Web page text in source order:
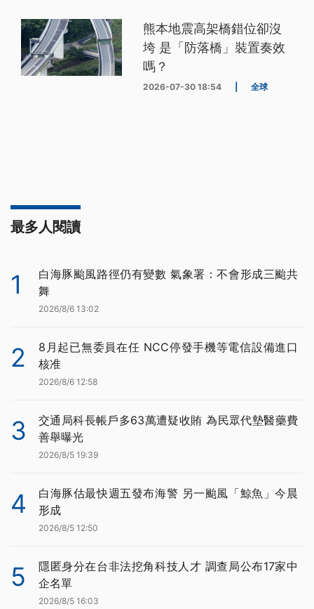
熊本地震高架橋錯位卻沒
垮 是「防落橋」裝置奏效
嗎？
2026-07-30 18:54 全球
最多人閱讀
1
白海豚颱風路徑仍有變數 氣象署：不會形成三颱共
舞
2026/8/6 13:02
2
8月起已無委員在任 NCC停發手機等電信設備進口
核准
2026/8/6 12:58
3
交通局科長帳戶多63萬遭疑收賄 為民眾代墊醫藥費
善舉曝光
2026/8/5 19:39
4
白海豚估最快週五發布海警 另一颱風「鯨魚」今晨
形成
2026/8/5 12:50
5
隱匿身分在台非法挖角科技人才 調查局公布17家中
企名單
2026/8/5 16:03